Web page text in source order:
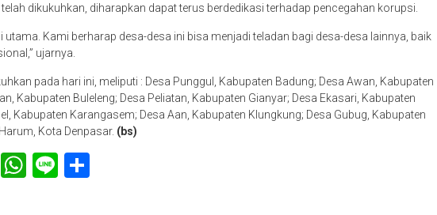
dikukuhkan, diharapkan dapat terus berdedikasi terhadap pencegahan korupsi.
utama. Kami berharap desa-desa ini bisa menjadi teladan bagi desa-desa lainnya, baik
ujarnya.
pada hari ini, meliputi : Desa Punggul, Kabupaten Badung; Desa Awan, Kabupaten
Kabupaten Buleleng; Desa Peliatan, Kabupaten Gianyar; Desa Ekasari, Kabupaten
Kabupaten Karangasem; Desa Aan, Kabupaten Klungkung; Desa Gubug, Kabupaten
Kota Denpasar. (bs)
Telegram
WhatsApp
Line